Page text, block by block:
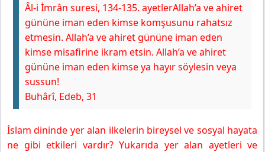
Âl-i İmrân suresi, 134-135. ayetlerAllah’a ve ahiret
gününe iman eden kimse komşusunu rahatsız
etmesin. Allah’a ve ahiret gününe iman eden
kimse misafirine ikram etsin. Allah’a ve ahiret
gününe iman eden kimse ya hayır söylesin veya
sussun!
Buhârî, Edeb, 31
İslam dininde yer alan ilkelerin bireysel ve sosyal hayata
ne gibi etkileri vardır? Yukarıda yer alan ayetleri ve